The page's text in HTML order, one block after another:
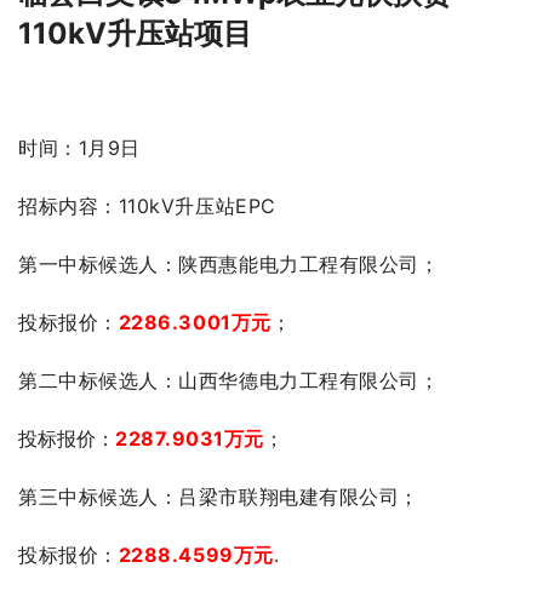
110kV升压站项目
时间：1月9日
招标内容：110kV升压站EPC
第一中标候选人：陕西惠能电力工程有限公司；
投标报价： 2286.3001万元 ；
第二中标候选人：山西华德电力工程有限公司；
投标报价： 2287.9031万元 ；
第三中标候选人：吕梁市联翔电建有限公司；
投标报价： 2288.4599万元.